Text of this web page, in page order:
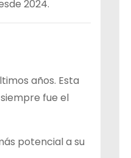
2024.
años. Esta
fue el
potencial a su